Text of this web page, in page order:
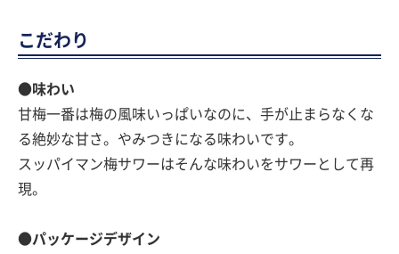
こだわり
●味わい
甘梅一番は梅の風味いっぱいなのに、手が止まらなくな
る絶妙な甘さ。やみつきになる味わいです。
スッパイマン梅サワーはそんな味わいをサワーとして再
現。
●パッケージデザイン